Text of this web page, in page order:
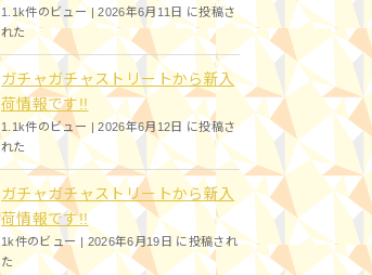
1.1k件のビュー|2026年6月11日 に投稿さ
れた
ガチャガチャストリートから新入
荷情報です!!
1.1k件のビュー |2026年6月12日 に投稿さ
れた
ガチャガチャストリートから新入
荷情報です!!
1k件のビュー |2026年6月19日 に投稿され
た